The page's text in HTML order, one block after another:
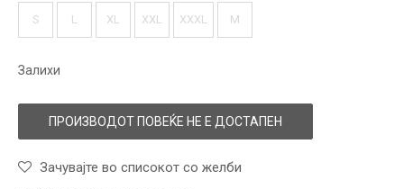
S L XL XXL XXXL M
Залихи
ПРОИЗВОДОТ ПОВЕЌЕ НЕ Е ДОСТАПЕН
Зачувајте во списокот со желби